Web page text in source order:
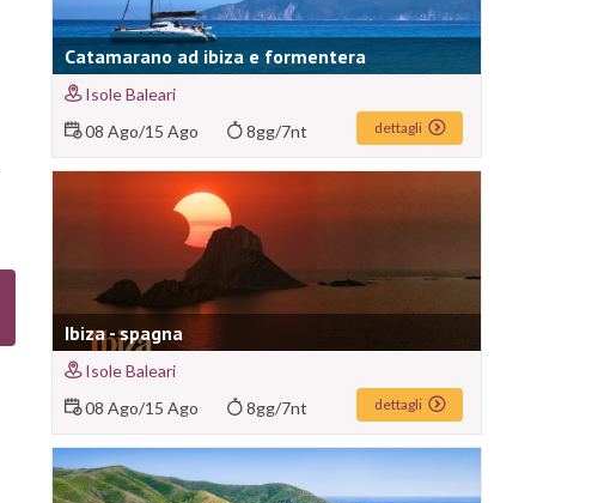
Catamarano ad ibiza e formentera
Isole Baleari
08 Ago/15 Ago 8gg/7nt dettagli
Ibiza - spagna
Isole Baleari
08 Ago/15 Ago 8gg/7nt dettagli